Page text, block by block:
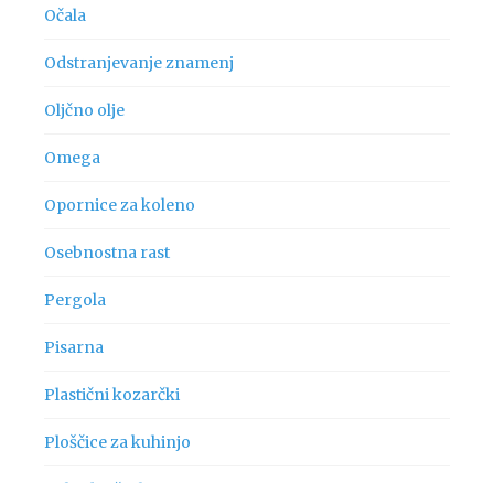
Očala
Odstranjevanje znamenj
Oljčno olje
Omega
Opornice za koleno
Osebnostna rast
Pergola
Pisarna
Plastični kozarčki
Ploščice za kuhinjo